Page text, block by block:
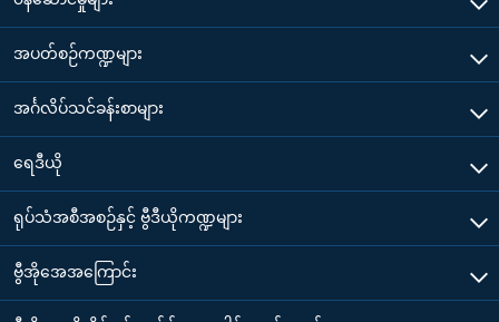
အပတ်စဉ်ကဏ္ဍများ
အင်္ဂလိပ်သင်ခန်းစာများ
ရေဒီယို
ရုပ်သံအစီအစဉ်နှင့် ဗွီဒီယိုကဏ္ဍများ
ဗွီအိုအေအကြောင်း